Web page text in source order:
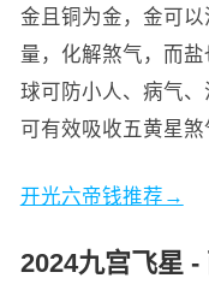
金且铜为金，金可
量，化解煞气，而
球可防小人、病气、
可有效吸收五黄星煞
开光六帝钱推荐→
2024九宫飞星 -